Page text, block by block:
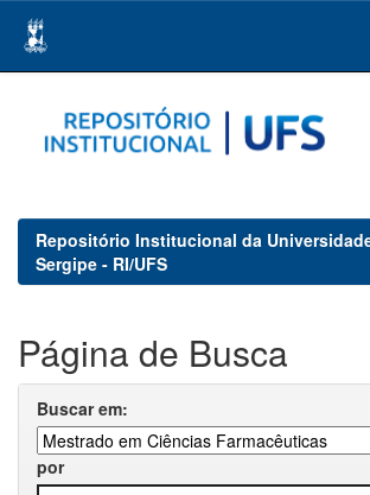
navigation
Repositório Institucional da
Sergipe - RI/UFS
Página de Busca
Buscar em:
por